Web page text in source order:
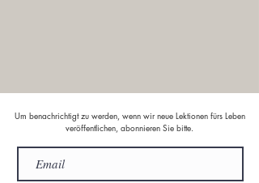
Um benachrichtigt zu werden, wenn wir neue Lektionen fürs Leben
veröffentlichen, abonnieren Sie bitte.